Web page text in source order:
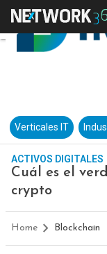
Verticales IT
ACTIVOS DIGITALES
Cuál es el
crypto
Home Blockchain